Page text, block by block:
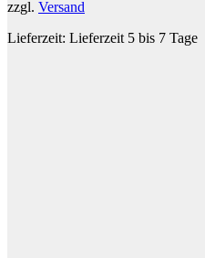
zzgl. Versand
Lieferzeit: Lieferzeit 5 bis 7 Tage